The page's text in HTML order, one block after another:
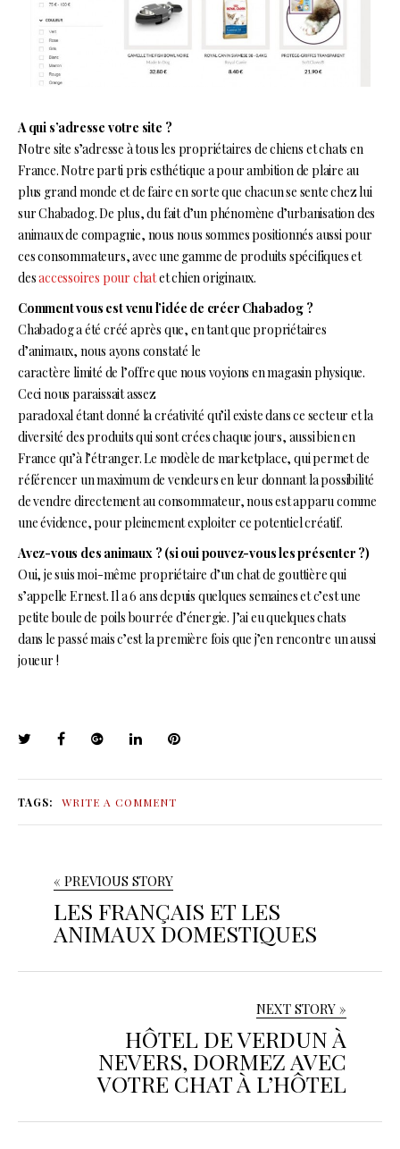
A qui s’adresse votre site ?
Notre site s’adresse à tous les propriétaires de chiens et chats en
France. Notre parti pris esthétique a pour ambition de plaire au
plus grand monde et de faire en sorte que chacun se sente chez lui
sur Chabadog. De plus, du fait d’un phénomène d’urbanisation des
animaux de compagnie, nous nous sommes positionnés aussi pour
ces consommateurs, avec une gamme de produits spécifiques et
desaccessoires pour chatet chien originaux.
Comment vous est venu l’idée de créer Chabadog ?
Chabadog a été créé après que, en tant que propriétaires
d’animaux, nous ayons constaté le
caractère limité de l’offre que nous voyions en magasin physique.
Ceci nous paraissait assez
paradoxal étant donné la créativité qu’il existe dans ce secteur et la
diversité des produits qui sont crées chaque jours, aussi bien en
France qu’à l’étranger. Le modèle de marketplace, qui permet de
référencer un maximum de vendeurs en leur donnant la possibilité
de vendre directement au consommateur, nous est apparu comme
une évidence, pour pleinement exploiter ce potentiel créatif.
Avez-vous des animaux ? (si oui pouvez-vous les présenter ?)
Oui, je suis moi-même propriétaire d’un chat de gouttière qui
s’appelle Ernest. Il a 6 ans depuis quelques semaines et c’est une
petite boule de poils bourrée d’énergie. J’ai eu quelques chats
dans le passé mais c’est la première fois que j’en rencontre un aussi
joueur !
TAGS: WRITE A COMMENT
« PREVIOUS STORY
LES FRANÇAIS ET LES
ANIMAUX DOMESTIQUES
NEXT STORY »
HÔTEL DE VERDUN À
NEVERS, DORMEZ AVEC
VOTRE CHAT À L’HÔTEL